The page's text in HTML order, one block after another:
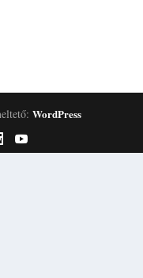
WordPress